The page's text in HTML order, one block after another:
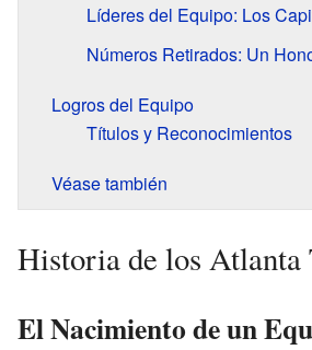
Líderes del Equipo: Los
Números Retirados: Un
Logros del Equipo
Títulos y Reconocimientos
Véase también
Historia de los Atlanta
El Nacimiento de un